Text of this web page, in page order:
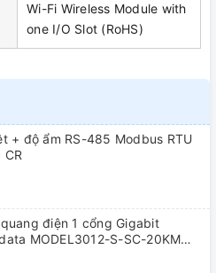
Wi-Fi Wireless Module with
one I/O Slot (RoHS)
+ độ ẩm RS-485 Modbus RTU
CR
điện 1 cổng Gigabit
MODEL3012-S-SC-20KM